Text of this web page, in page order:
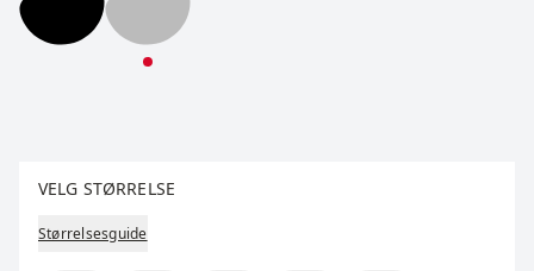
Heat Wool LS MHeat Wool LS M
VELG STØRRELSE
Størrelsesguide